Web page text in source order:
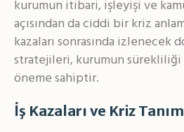
kurumun itibari, işleyişi ve
açısından da ciddi bir kriz
kazaları sonrasında izlenecek
stratejileri, kurumun
öneme sahiptir.
İş Kazaları ve Kriz